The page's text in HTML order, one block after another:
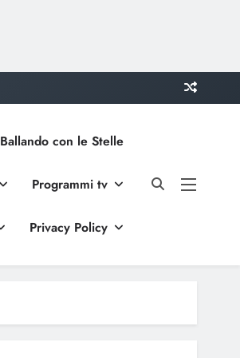
Ballando con le Stelle
Programmi tv
Privacy Policy